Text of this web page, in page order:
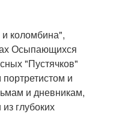
коломбина",
Осыпающихся
"Пустячков"
и
и дневникам,
глубоких